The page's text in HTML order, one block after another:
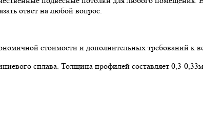
ответ на любой вопрос.
стоимости и дополнительных требований к
сплава. Толщина профилей составляет 0,3-